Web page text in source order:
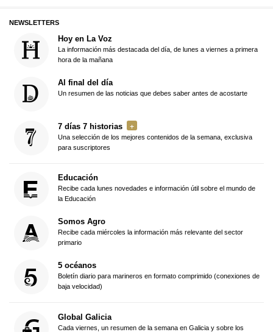
NEWSLETTERS
Hoy en La Voz
La información más destacada del día, de lunes a viernes a primera
hora de la mañana
Al final del día
Un resumen de las noticias que debes saber antes de acostarte
7 días 7 historias
Una selección de los mejores contenidos de la semana, exclusiva
para suscriptores
Educación
Recibe cada lunes novedades e información útil sobre el mundo de
la Educación
Somos Agro
Recibe cada miércoles la información más relevante del sector
primario
5 océanos
Boletín diario para marineros en formato comprimido (conexiones de
baja velocidad)
Global Galicia
Cada viernes, un resumen de la semana en Galicia y sobre los